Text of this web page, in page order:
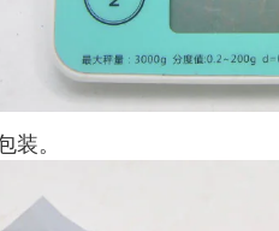
。